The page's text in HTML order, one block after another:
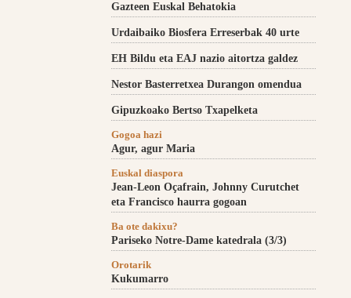
Gazteen Euskal Behatokia
Urdaibaiko Biosfera Erreserbak 40 urte
EH Bildu eta EAJ nazio aitortza galdez
Nestor Basterretxea Durangon omendua
Gipuzkoako Bertso Txapelketa
Gogoa hazi
Agur, agur Maria
Euskal diaspora
Jean-Leon Oçafrain, Johnny Curutchet
eta Francisco haurra gogoan
Ba ote dakixu?
Pariseko Notre-Dame katedrala (3/3)
Orotarik
Kukumarro